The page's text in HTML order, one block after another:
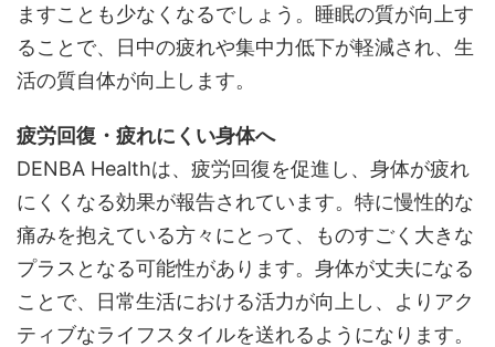
ますことも少なくなるでしょう。睡眠の質が向上す
ることで、日中の疲れや集中力低下が軽減され、生
活の質自体が向上します。
疲労回復・疲れにくい身体へ
DENBA Healthは、疲労回復を促進し、身体が疲れ
にくくなる効果が報告されています。特に慢性的な
痛みを抱えている方々にとって、ものすごく大きな
プラスとなる可能性があります。身体が丈夫になる
ことで、日常生活における活力が向上し、よりアク
ティブなライフスタイルを送れるようになります。